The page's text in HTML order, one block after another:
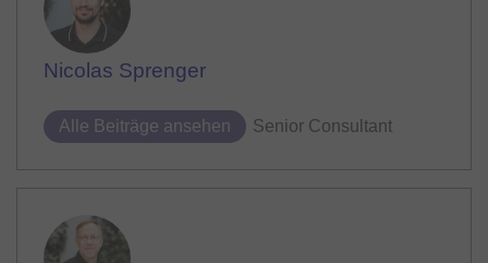
Nicolas Sprenger
Alle Beiträge ansehen Senior Consultant